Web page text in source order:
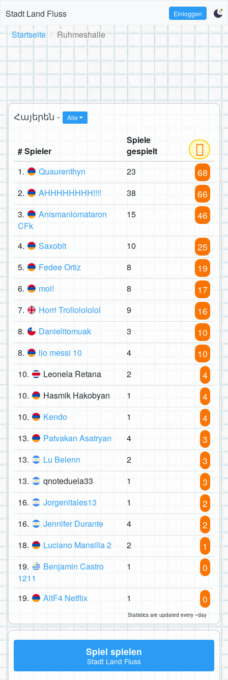
Stadt Land Fluss Einloggen
Startseite Ruhmeshalle
Հայերեն - Alle
# Spieler
Spiele
gespielt
1.
Quaurenthyn 23 68
2. AHHHHHHHH!!!! 38 66
3.
Anismanlomataron
CFk
15 46
4. Saxobit 10 25
5. Fedee Ortiz 8 19
6. moi! 8 17
7. Horri Trollolololol 9 16
8. Danielitomuak 3 10
8. lio messi 10 4 10
10. Leonela Retana 2 4
10. Hasmik Hakobyan 1 4
10. Kendo 1 4
13. Patvakan Asatryan 4 3
13. Lu Belenn 2 3
13. qnoteduela33 1 3
16. Jorgenitales13 1 2
16. Jennifer Durante 4 2
18. Luciano Mansilla 2 2 1
19.
Benjamin Castro
1211
1 0
19. AltF4 Netflix 1 0
Statistics are updated every ~day
Spiel spielen
Stadt Land Fluss